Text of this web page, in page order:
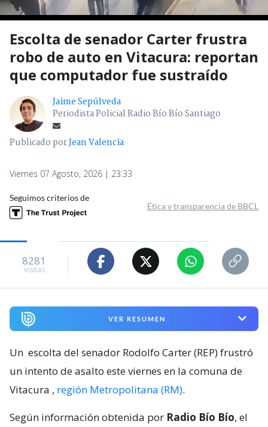
Escolta de senador Carter frustra
robo de auto en Vitacura: reportan
que computador fue sustraído
Jaime Sepúlveda
Periodista Policial Radio Bío Bío Santiago
Publicado porJean Valencia
Viernes 07 Agosto, 2026 | 23:33
Seguimos criterios de
Ética y transparencia de BBCL
8281
visitas
VER RESUMEN
Un escolta del senador Rodolfo Carter (REP) frustró
un intento de asalto este viernes en la comuna de
Vitacura , región Metropolitana (RM).
Según información obtenida por Radio Bío Bío, el